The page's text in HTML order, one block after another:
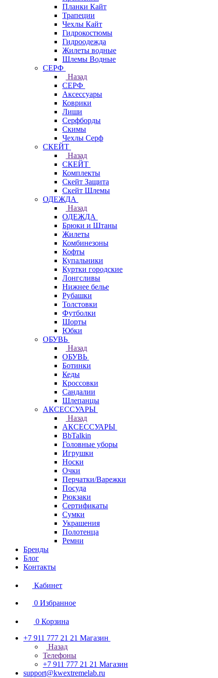
Планки Кайт
Трапеции
Чехлы Кайт
Гидрокостюмы
Гидроодежда
Жилеты водные
Шлемы Водные
СЕРФ
Назад
СЕРФ
Аксессуары
Коврики
Лиши
Серфборды
Скимы
Чехлы Cерф
СКЕЙТ
Назад
СКЕЙТ
Комплекты
Скейт Защита
Скейт Шлемы
ОДЕЖДА
Назад
ОДЕЖДА
Брюки и Штаны
Жилеты
Комбинезоны
Кофты
Купальники
Куртки городские
Лонгсливы
Нижнее белье
Рубашки
Толстовки
Футболки
Шорты
Юбки
ОБУВЬ
Назад
ОБУВЬ
Ботинки
Кеды
Кроссовки
Сандалии
Шлепанцы
АКСЕССУАРЫ
Назад
АКСЕССУАРЫ
BbTalkin
Головные уборы
Игрушки
Носки
Очки
Перчатки/Варежки
Посуда
Рюкзаки
Сертификаты
Сумки
Украшения
Полотенца
Ремни
Бренды
Блог
Контакты
Кабинет
0 Избранное
0 Корзина
+7 911 777 21 21 Магазин
Назад
Телефоны
+7 911 777 21 21 Магазин
support@kwextremelab.ru